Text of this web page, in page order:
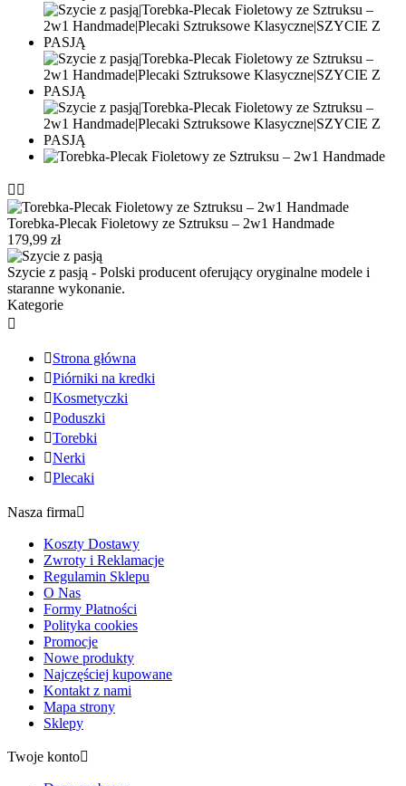
 
Torebka-Plecak Fioletowy ze Sztruksu – 2w1 Handmade
179,99 zł
Szycie z pasją - Polski producent oferujący oryginalne modele i
staranne wykonanie.
Kategorie

Strona główna
Piórniki na kredki
Kosmetyczki
Poduszki
Torebki
Nerki
Plecaki
Nasza firma
Koszty Dostawy
Zwroty i Reklamacje
Regulamin Sklepu
O Nas
Formy Płatności
Polityka cookies
Promocje
Nowe produkty
Najczęściej kupowane
Kontakt z nami
Mapa strony
Sklepy
Twoje konto